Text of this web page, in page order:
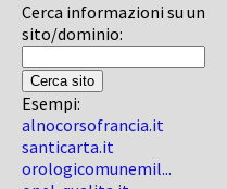
Cerca informazioni su un
sito/dominio:
Esempi:
alnocorsofrancia.it
santicarta.it
orologicomunemil...